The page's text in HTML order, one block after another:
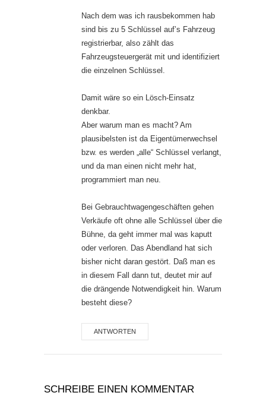
Nach dem was ich rausbekommen hab
sind bis zu 5 Schlüssel auf’s Fahrzeug
registrierbar, also zählt das
Fahrzeugsteuergerät mit und identifiziert
die einzelnen Schlüssel.
Damit wäre so ein Lösch-Einsatz
denkbar.
Aber warum man es macht? Am
plausibelsten ist da Eigentümerwechsel
bzw. es werden „alle“ Schlüssel verlangt,
und da man einen nicht mehr hat,
programmiert man neu.
Bei Gebrauchtwagengeschäften gehen
Verkäufe oft ohne alle Schlüssel über die
Bühne, da geht immer mal was kaputt
oder verloren. Das Abendland hat sich
bisher nicht daran gestört. Daß man es
in diesem Fall dann tut, deutet mir auf
die drängende Notwendigkeit hin. Warum
besteht diese?
ANTWORTEN
SCHREIBE EINEN KOMMENTAR